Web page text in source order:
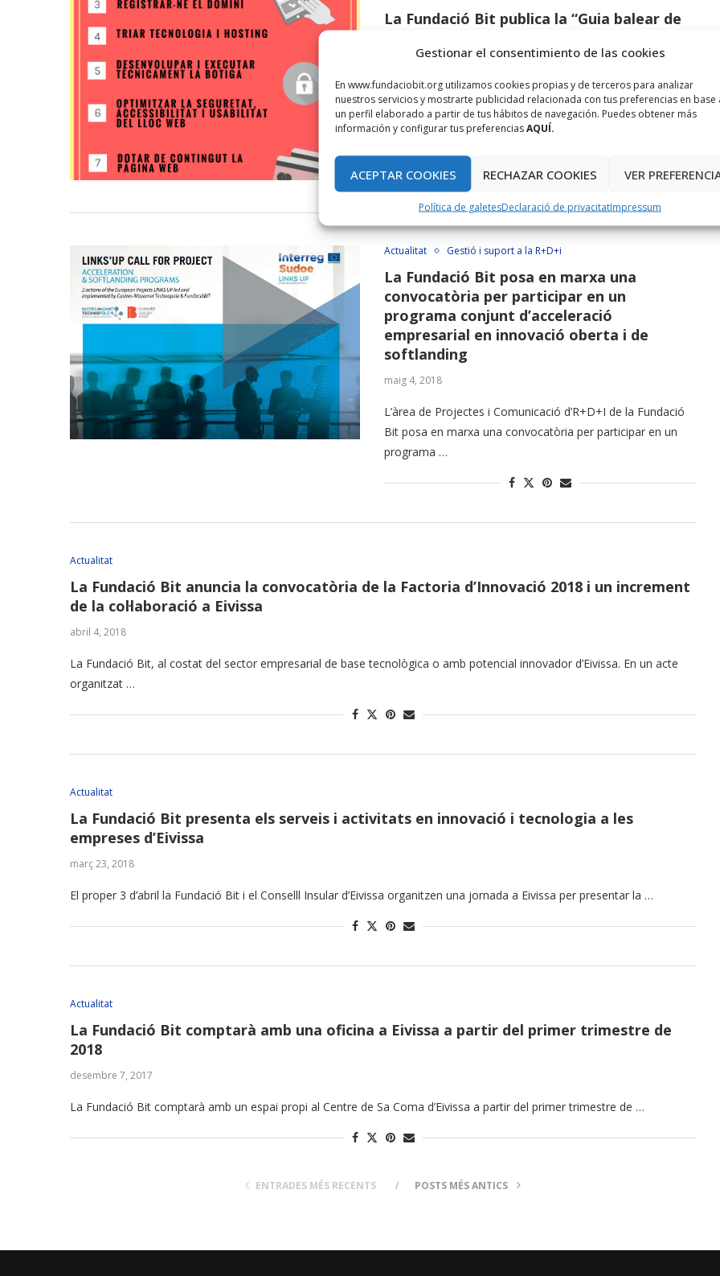
Gestionar el consentimiento de las cookies
En www.fundaciobit.org utilizamos cookies propias y de terceros para analizar
nuestros servicios y mostrarte publicidad relacionada con tus preferencias en base
un perfil elaborado a partir de tus hábitos de navegación. Puedes obtener más
información y configurar tus preferenciasAQUÍ.
ACEPTAR COOKIES RECHAZAR COOKIES VER
Política de galetesDeclaració de privacitatImpressum
La Fundació Bit publica la “Guia balear de
La publicació repassa els aspectes importants a tenir en
compte a l’hora d’iniciar un negoci online, des del cost, el …
Actualitat Gestió i suport a la R+D+i
La Fundació Bit posa en marxa una
convocatòria per participar en un
programa conjunt d’acceleració
empresarial en innovació oberta i de
softlanding
maig 4, 2018
L’àrea de Projectes i Comunicació d’R+D+I de la Fundació
Bit posa en marxa una convocatòria per participar en un
programa …
Actualitat
La Fundació Bit anuncia la convocatòria de la Factoria d’Innovació 2018 i un increment
de la col·laboració a Eivissa
abril 4, 2018
La Fundació Bit, al costat del sector empresarial de base tecnològica o amb potencial innovador d’Eivissa. En un acte
organitzat …
Actualitat
La Fundació Bit presenta els serveis i activitats en innovació i tecnologia a les
empreses d’Eivissa
març 23, 2018
El proper 3 d’abril la Fundació Bit i el Conselll Insular d’Eivissa organitzen una jornada a Eivissa per presentar la …
Actualitat
La Fundació Bit comptarà amb una oficina a Eivissa a partir del primer trimestre de
2018
desembre 7, 2017
La Fundació Bit comptarà amb un espai propi al Centre de Sa Coma d’Eivissa a partir del primer trimestre de …
ENTRADES MÉS RECENTS POSTS MÉS ANTICS